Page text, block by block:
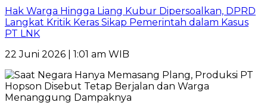
Hak Warga Hingga Liang Kubur Dipersoalkan, DPRD
Langkat Kritik Keras Sikap Pemerintah dalam Kasus
PT LNK
22 Juni 2026 | 1:01 am WIB